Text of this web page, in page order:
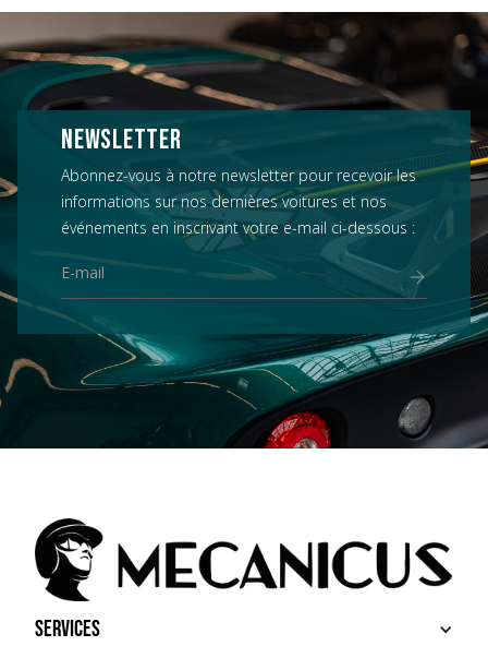
NEWSLETTER
Abonnez-vous à notre newsletter pour recevoir les
informations sur nos dernières voitures et nos
événements en inscrivant votre e-mail ci-dessous :
Services